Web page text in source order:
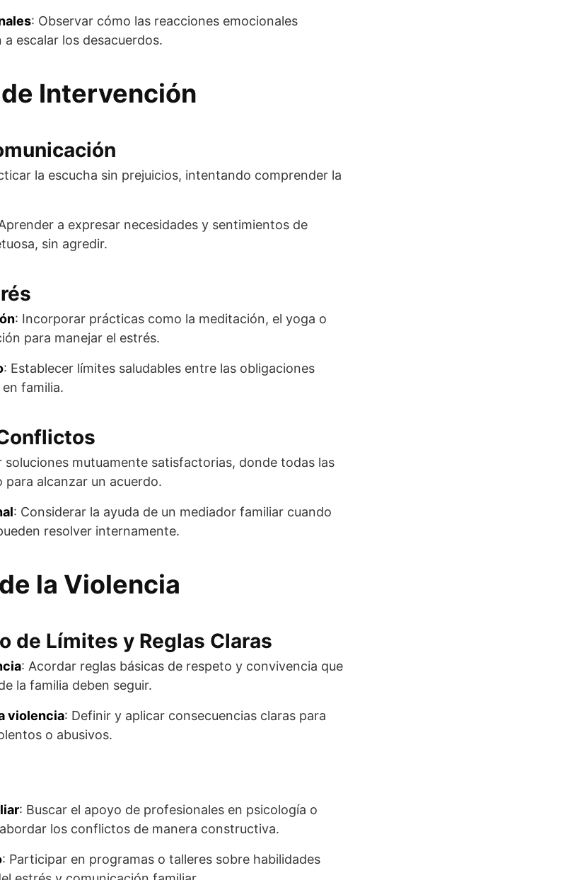
: Observar cómo las reacciones emocionales
escalar los desacuerdos.
Intervención
la escucha sin prejuicios, intentando comprender la
a expresar necesidades y sentimientos de
sin agredir.
: Incorporar prácticas como la meditación, el yoga o
para manejar el estrés.
: Establecer límites saludables entre las obligaciones
familia.
soluciones mutuamente satisfactorias, donde todas las
para alcanzar un acuerdo.
: Considerar la ayuda de un mediador familiar cuando
resolver internamente.
la Violencia
de Límites y Reglas Claras
: Acordar reglas básicas de respeto y convivencia que
la familia deben seguir.
violencia: Definir y aplicar consecuencias claras para
o abusivos.
: Buscar el apoyo de profesionales en psicología o
los conflictos de manera constructiva.
: Participar en programas o talleres sobre habilidades